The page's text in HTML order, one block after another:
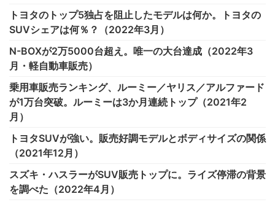
トヨタのトップ5独占を阻止したモデルは何か。トヨタの
SUVシェアは何％？（2022年3月）
N-BOXが2万5000台超え。唯一の大台達成（2022年3
月・軽自動車販売）
乗用車販売ランキング、ルーミー／ヤリス／アルファード
が1万台突破。ルーミーは3か月連続トップ（2021年2
月）
トヨタSUVが強い。販売好調モデルとボディサイズの関係
（2021年12月）
スズキ・ハスラーがSUV販売トップに。ライズ停滞の背景
を調べた（2022年4月）